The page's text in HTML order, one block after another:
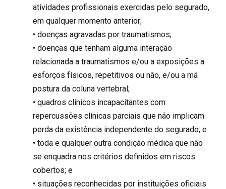
atividades profissionais exercidas pelo segurado,
em qualquer momento anterior;
• doenças agravadas por traumatismos;
• doenças que tenham alguma interação
relacionada a traumatismos e/ou a exposições a
esforços físicos, repetitivos ou não, e/ou a má
postura da coluna vertebral;
• quadros clínicos incapacitantes com
repercussões clínicas parciais que não implicam
perda da existência independente do segurado; e
• toda e qualquer outra condição médica que não
se enquadra nos critérios definidos em riscos
cobertos; e
• situações reconhecidas por instituições oficiais